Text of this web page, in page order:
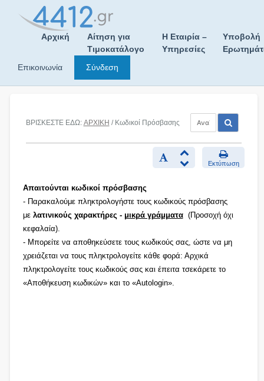
Αρχική
Αίτηση για
Τιμοκατάλογο
Η Εταιρία –
Υπηρεσίες
Υποβολή
Επικοινωνία
Σύνδεση
ΒΡΙΣΚΕΣΤΕ ΕΔΩ: ΑΡΧΙΚΗ / Κωδικοί Πρόσβασης
Εκτύπωση
Απαιτούνται κωδικοί πρόσβασης
- Παρακαλούμε πληκτρολογήστε τους κωδικούς πρόσβασης
με λατινικούς χαρακτήρες - μικρά γράμματα(Προσοχή όχι
κεφαλαία).
- Μπορείτε να αποθηκεύσετε τους κωδικούς σας, ώστε να μη
χρειάζεται να τους πληκτρολογείτε κάθε φορά: Αρχικά
πληκτρολογείτε τους κωδικούς σας και έπειτα τσεκάρετε το
«Αποθήκευση κωδικών» και το «Autologin».